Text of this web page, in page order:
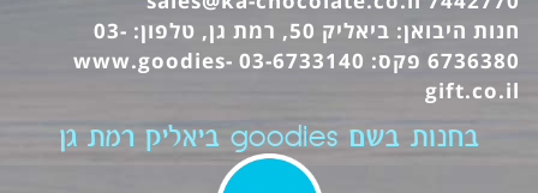
חנות היבואן: ביאליק 50, רמת גן, טלפון: 03-
6736380 פקס: 03-6733140
www.goodies-
gift.co.il
בחנות בשם goodies ביאליק רמת גן